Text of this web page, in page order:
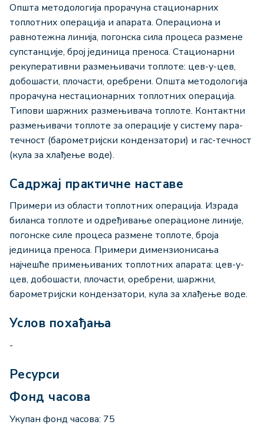
Општа методологија прорачуна стационарних
топлотних операција и апарата. Операциона и
равнотежна линија, погонска сила процеса размене
супстанције, број јединица преноса. Стационарни
рекуперативни размењивачи топлоте: цев-у-цев,
добошасти, плочасти, оребрени. Општа методологија
прорачуна нестационарних топлотних операција.
Типови шаржних размењивача топлоте. Контактни
размењивачи топлоте за операције у систему пара-
течност (барометријски кондензатори) и гас-течност
(кула за хлађење воде).
Садржај практичне наставе
Примери из области топлотних операција. Израда
биланса топлоте и одређивање операционе линије,
погонске силе процеса размене топлоте, броја
јединица преноса. Примери димензионисања
најчешће примењиваних топлотних апарата: цев-у-
цев, добошасти, плочасти, оребрени, шаржни,
барометријски кондензатори, кула за хлађење воде.
Услов похађања
-
Ресурси
Фонд часова
Укупан фонд часова: 75